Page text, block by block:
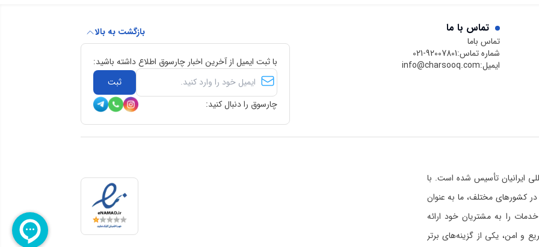
تماس با ما
تماس باما
شماره تماس:021-92007801
ایمیل:info@charsooq.com
بازگشت به بالا
با ثبت ایمیل از آخرین اخبار چارسوق اطلاع داشته باشید:
ثبت
چارسوق را دنبال کنید:
بین‌المللی ایرانیان تأسیس شده است. با
در کشورهای مختلف، ما به عنوان
را به مشتریان خود ارائه
و امن، یکی از گزینه‌های برتر